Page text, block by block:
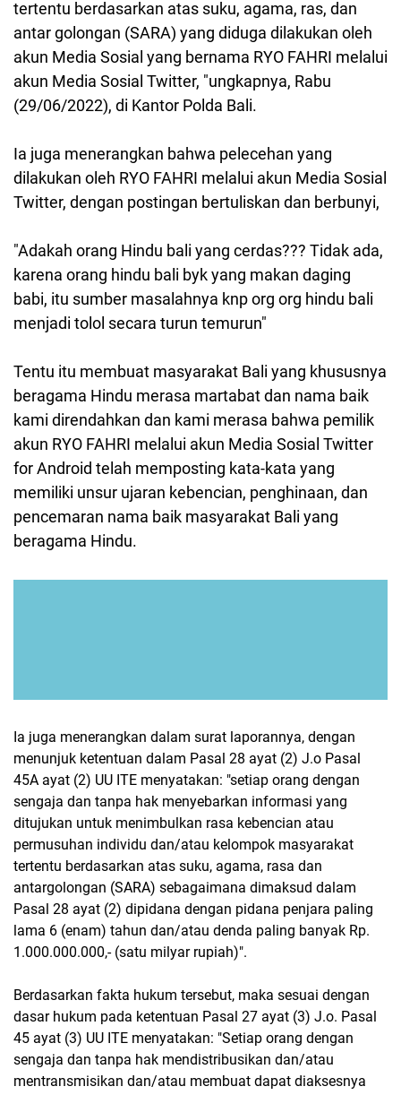
tertentu berdasarkan atas suku, agama, ras, dan
antar golongan (SARA) yang diduga dilakukan oleh
akun Media Sosial yang bernama RYO FAHRI melalui
akun Media Sosial Twitter, "ungkapnya, Rabu
(29/06/2022), di Kantor Polda Bali.
Ia juga menerangkan bahwa pelecehan yang
dilakukan oleh RYO FAHRI melalui akun Media Sosial
Twitter, dengan postingan bertuliskan dan berbunyi,
"Adakah orang Hindu bali yang cerdas??? Tidak ada,
karena orang hindu bali byk yang makan daging
babi, itu sumber masalahnya knp org org hindu bali
menjadi tolol secara turun temurun"
Tentu itu membuat masyarakat Bali yang khususnya
beragama Hindu merasa martabat dan nama baik
kami direndahkan dan kami merasa bahwa pemilik
akun RYO FAHRI melalui akun Media Sosial Twitter
for Android telah memposting kata-kata yang
memiliki unsur ujaran kebencian, penghinaan, dan
pencemaran nama baik masyarakat Bali yang
beragama Hindu.
Ia juga menerangkan dalam surat laporannya, dengan
menunjuk ketentuan dalam Pasal 28 ayat (2) J.o Pasal
45A ayat (2) UU ITE menyatakan: "setiap orang dengan
sengaja dan tanpa hak menyebarkan informasi yang
ditujukan untuk menimbulkan rasa kebencian atau
permusuhan individu dan/atau kelompok masyarakat
tertentu berdasarkan atas suku, agama, rasa dan
antargolongan (SARA) sebagaimana dimaksud dalam
Pasal 28 ayat (2) dipidana dengan pidana penjara paling
lama 6 (enam) tahun dan/atau denda paling banyak Rp.
1.000.000.000,- (satu milyar rupiah)".
Berdasarkan fakta hukum tersebut, maka sesuai dengan
dasar hukum pada ketentuan Pasal 27 ayat (3) J.o. Pasal
45 ayat (3) UU ITE menyatakan: "Setiap orang dengan
sengaja dan tanpa hak mendistribusikan dan/atau
mentransmisikan dan/atau membuat dapat diaksesnya